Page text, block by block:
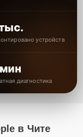
устройств
диагностика
в Чите